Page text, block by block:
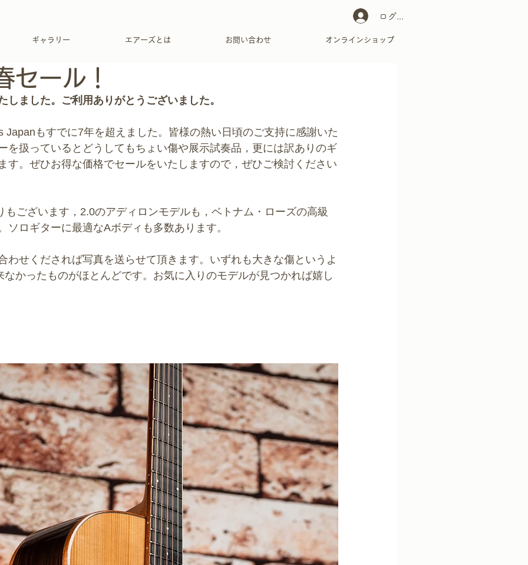
ログイン
ギャラリー エアーズとは お問い合わせ オンラインショップ
ール！
しました。ご利用ありがとうございました。
Japanもすでに7年を超えました。皆様の熱い日頃のご支持に感謝いた
を扱っているとどうしてもちょい傷や展示試奏品，更には訳ありのギ
す。ぜひお得な価格でセールをいたしますので，ぜひご検討ください
もございます，2.0のアディロンモデルも，ベトナム・ローズの高級
ソロギターに最適なAボディも多数あります。
わせくだされば写真を送らせて頂きます。いずれも大きな傷というよ
かったものがほとんどです。お気に入りのモデルが見つかれば嬉し